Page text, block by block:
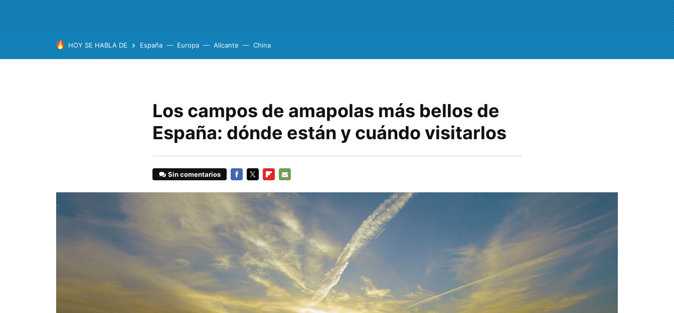
HOY SE HABLA DE España Europa Alicante China
Los campos de amapolas más bellos de
España: dónde están y cuándo visitarlos
Sin comentarios